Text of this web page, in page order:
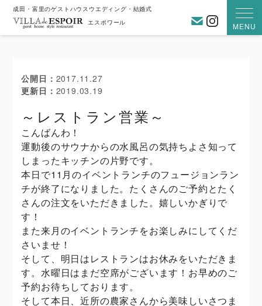
成田・富里のゲストハウスウエディング・結婚式
エスポワール
MENU
お問い合わ
公開日
2017.11.27
更新日
2019.03.19
～レストラン営業～
こんばんわ！
運動後のサウナからの水風呂の気持ちよさ知って
しまったキッチンの片野です。
本日で11月のイベントランチのフュージョンラン
チが終了になりました。たくさんのご予約とたく
さんの注文をいただきました。嬉しいかぎりで
す！
また来月のイベントランチをお楽しみにしてくだ
さいませ！
そして、明日はレストランはお休みをいただきま
す。水曜日はまだ空席がございます！お早めのご
予約お待ちしております。
そして本日、近所の農家さんから美味しいさつま